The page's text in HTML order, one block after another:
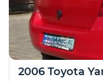
2006 Toyota